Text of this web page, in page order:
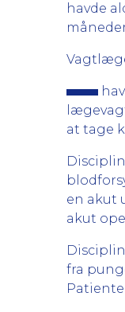
havde
at tage
en akut
akut
fra